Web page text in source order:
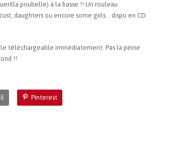
poubelle) à la basse !! Un rouleau
daughters ou encore some girls... dispo en CD
téléchargeable immédiatement. Pas la peine
!!
Pinterest